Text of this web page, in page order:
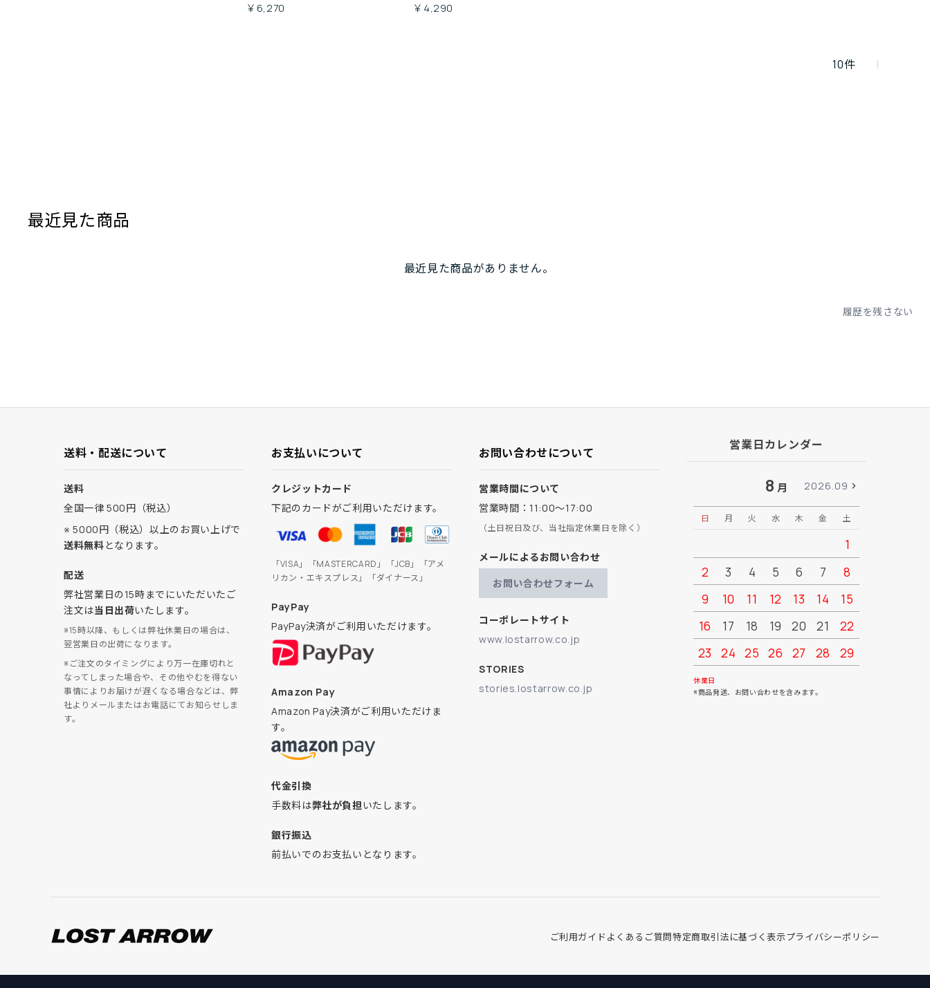
￥6,270 ￥4,290
10件
最近見た商品
最近見た商品がありません。
履歴を残さない
送料・配送について
送料
全国一律 500円（税込）
※ 5000円（税込）以上のお買い上げで
送料無料となります。
配送
弊社営業日の15時までにいただいたご
注文は当日出荷いたします。
※15時以降、もしくは弊社休業日の場合は、
翌営業日の出荷になります。
※ご注文のタイミングにより万一在庫切れと
なってしまった場合や、その他やむを得ない
事情によりお届けが遅くなる場合などは、弊
社よりメールまたはお電話にてお知らせしま
す。
お支払いについて
クレジットカード
下記のカードがご利用いただけます。
「VISA」「MASTERCARD」「JCB」「アメ
リカン・エキスプレス」「ダイナース」
PayPay
PayPay決済がご利用いただけます。
Amazon Pay
Amazon Pay決済がご利用いただけま
す。
代金引換
手数料は弊社が負担いたします。
銀行振込
前払いでのお支払いとなります。
お問い合わせについて
営業時間について
営業時間：11:00～17:00
（土日祝日及び、当社指定休業日を除く）
メールによるお問い合わせ
お問い合わせフォーム
コーポレートサイト
www.lostarrow.co.jp
STORIES
stories.lostarrow.co.jp
営業日カレンダー
8 月 2026.09
日 月 火 水 木 金 土
1
2
3 4 5 6 7
8
9
10 11 12 13 14
15
16
17 18 19 20 21
22
23
24 25 26 27 28
29
30
休業日
※商品発送、お問い合わせを含みます。
ご利用ガイド よくあるご質問特定商取引法に基づく表示プライバシーポリシー